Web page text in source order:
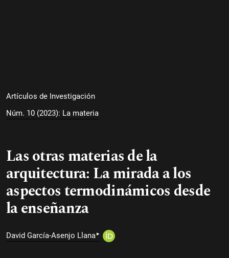
Artículos de Investigación
Núm. 10 (2023): La materia
Las otras materias de la
arquitectura: La mirada a los
aspectos termodinámicos desde
la enseñanza
David García-Asenjo Llana▸